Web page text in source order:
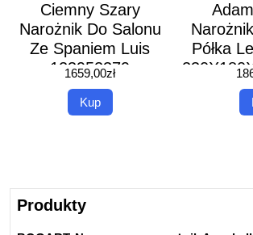
Ciemny Szary
Narożnik Do Salonu
Ze Spaniem Luis
123952379
1659,00zł
Kup
Półka
Produkty